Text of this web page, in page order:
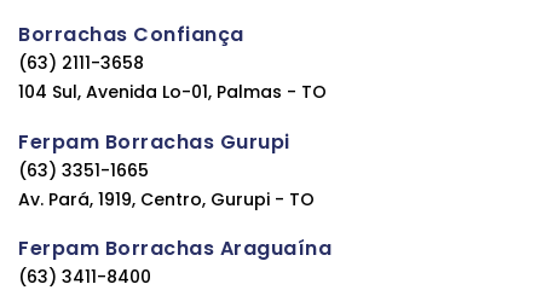
Borrachas Confiança
(63) 2111-3658
104 Sul, Avenida Lo-01, Palmas - TO
Ferpam Borrachas Gurupi
(63) 3351-1665
Av. Pará, 1919, Centro, Gurupi - TO
Ferpam Borrachas Araguaína
(63) 3411-8400